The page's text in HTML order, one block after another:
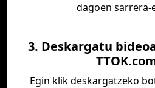
dagoen sarrera-
3. Deskargatu
Egin klik deskargatzeko